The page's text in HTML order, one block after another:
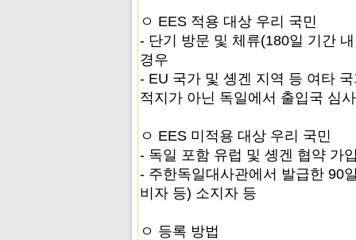
ㅇ EES 적용 대상 우리 국민
- 단기 방문 및 체류(180일 기간
경우
- EU 국가 및 솅겐 지역 등 여타
적지가 아닌 독일에서 출입국 심
ㅇ EES 미적용 대상 우리 국민
- 독일 포함 유럽 및 솅겐 협약 가
- 주한독일대사관에서 발급한 90
비자 등) 소지자 등
ㅇ 등록 방법